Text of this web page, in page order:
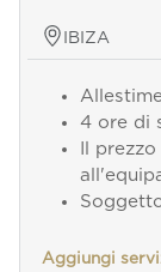
IBIZA
4 ore di
Il
Aggiungi